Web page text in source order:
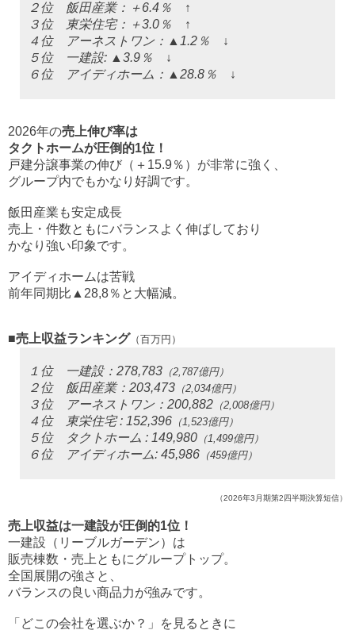
２位 飯田産業：＋6.4％ ↑
３位 東栄住宅：＋3.0％ ↑
４位 アーネストワン：▲1.2％ ↓
５位 一建設: ▲3.9％ ↓
６位 アイディホーム：▲28.8％ ↓
2026年の売上伸び率は
タクトホームが圧倒的1位！
戸建分譲事業の伸び（＋15.9％）が非常に強く、
グループ内でもかなり好調です。
飯田産業も安定成長
売上・件数ともにバランスよく伸ばしており
かなり強い印象です。
アイディホームは苦戦
前年同期比▲28,8％と大幅減。
■売上収益ランキング （百万円）
１位 一建設：278,783 （2,787億円）
２位 飯田産業：203,473 （2,034億円）
３位 アーネストワン：200,882 （2,008億円）
４位 東栄住宅 : 152,396 （1,523億円）
５位 タクトホーム : 149,980 （1,499億円）
６位 アイディホーム: 45,986 （459億円）
（2026年3月期第2四半期決算短信）
売上収益は一建設が圧倒的1位！
一建設（リーブルガーデン）は
販売棟数・売上ともにグループトップ。
全国展開の強さと、
バランスの良い商品力が強みです。
「どこの会社を選ぶか？」を見るときに